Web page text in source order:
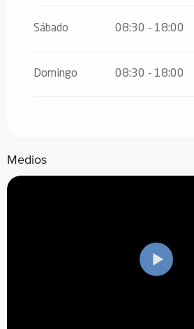
Sábado 08:30 - 18:00
Domingo 08:30 - 18:00
Medios